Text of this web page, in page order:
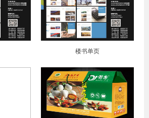
楼书单页